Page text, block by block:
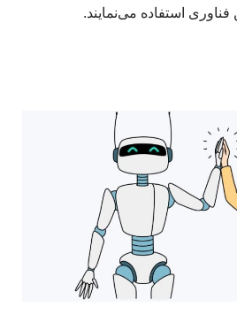
استفاده می‌نمایند.